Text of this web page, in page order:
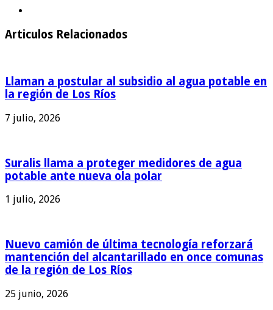
Articulos Relacionados
Llaman a postular al subsidio al agua potable en
la región de Los Ríos
7 julio, 2026
Suralis llama a proteger medidores de agua
potable ante nueva ola polar
1 julio, 2026
Nuevo camión de última tecnología reforzará
mantención del alcantarillado en once comunas
de la región de Los Ríos
25 junio, 2026